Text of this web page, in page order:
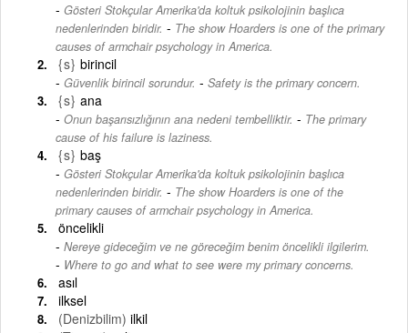
Gösteri Stokçular Amerika'da koltuk psikolojinin başlıca
nedenlerinden biridir. - The show Hoarders is one of the primary
causes of armchair psychology in America.
{s} birincil
Güvenlik birincil sorundur. - Safety is the primary concern.
{s} ana
Onun başarısızlığının ana nedeni tembelliktir. - The primary
cause of his failure is laziness.
{s} baş
Gösteri Stokçular Amerika'da koltuk psikolojinin başlıca
nedenlerinden biridir. - The show Hoarders is one of the
primary causes of armchair psychology in America.
öncelikli
Nereye gideceğim ve ne göreceğim benim öncelikli ilgilerim.
- Where to go and what to see were my primary concerns.
asıl
ilksel
(Denizbilim) ilkil